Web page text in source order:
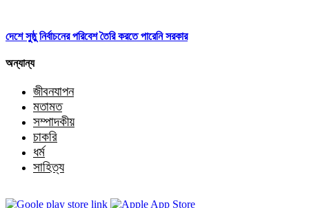
দেশে সুষ্ঠু নির্বাচনের পরিবেশ তৈরি করতে পারেনি সরকার
অন্যান্য
জীবনযাপন
মতামত
সম্পাদকীয়
চাকরি
ধর্ম
সাহিত্য